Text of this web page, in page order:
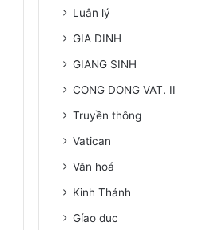
Luân lý
GIA DINH
GIANG SINH
CONG DONG VAT. II
Truyền thông
Vatican
Văn hoá
Kinh Thánh
Gíao duc